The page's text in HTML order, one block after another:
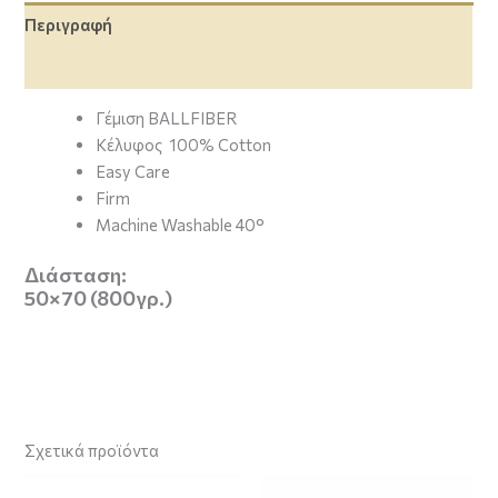
Περιγραφή
Γέμιση BALLFIBER
Κέλυφος 100% Cotton
Easy Care
Firm
Machine Washable 40°
Διάσταση:
50×70 (800γρ.)
Σχετικά προϊόντα